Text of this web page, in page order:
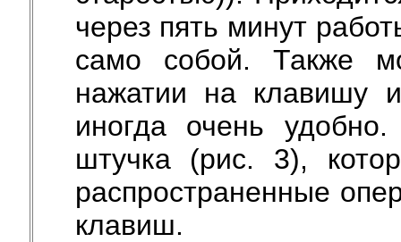
через пять минут
само собой. Также
нажатии на клавишу
иногда очень
штучка (рис. 3),
распространенные
клавиш.